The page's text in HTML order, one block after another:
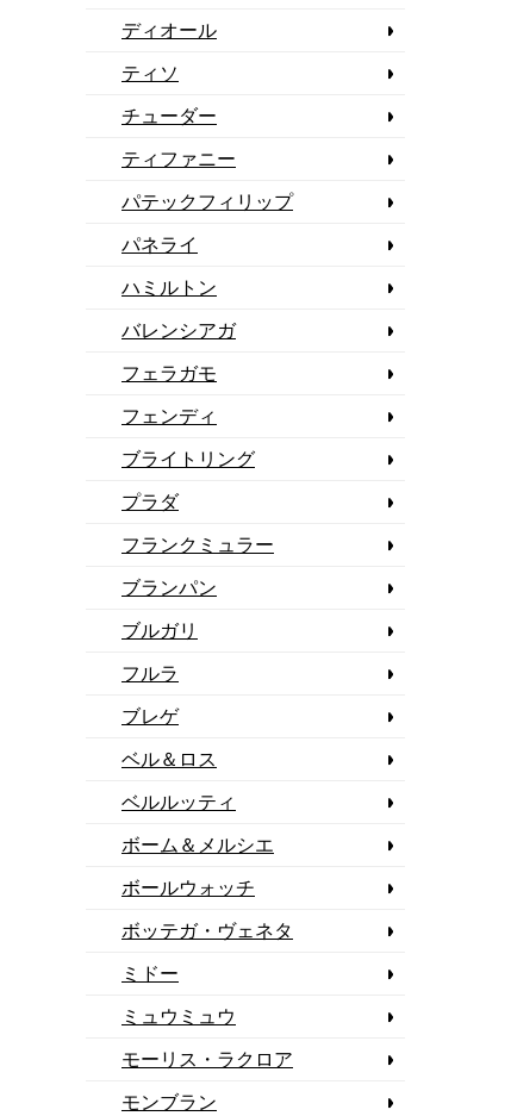
ディオール
ティソ
チューダー
ティファニー
パテックフィリップ
パネライ
ハミルトン
バレンシアガ
フェラガモ
フェンディ
ブライトリング
プラダ
フランクミュラー
ブランパン
ブルガリ
フルラ
ブレゲ
ベル＆ロス
ベルルッティ
ボーム＆メルシエ
ボールウォッチ
ボッテガ・ヴェネタ
ミドー
ミュウミュウ
モーリス・ラクロア
モンブラン